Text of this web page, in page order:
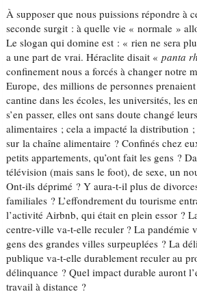
À supposer que nous puissions répondre à
seconde surgit : à quelle vie « normale »
Le slogan qui domine est : « rien ne sera
a une part de vrai. Héraclite disait «panta
confinement nous a forcés à changer notre
Europe, des millions de personnes
cantine dans les écoles, les universités, les
s’en passer, elles ont sans doute changé
alimentaires ; cela a impacté la distribution ;
sur la chaîne alimentaire ? Confinés chez
petits appartements, qu’ont fait les gens ?
télévision (mais sans le foot), de sexe, un
Ont-ils déprimé ? Y aura-t-il plus de
familiales ? L’effondrement du tourisme
l’activité Airbnb, qui était en plein essor ?
centre-ville va-t-elle reculer ? La pandémie
gens des grandes villes surpeuplées ? La
publique va-t-elle durablement reculer au
délinquance ? Quel impact durable auront
travail à distance ?